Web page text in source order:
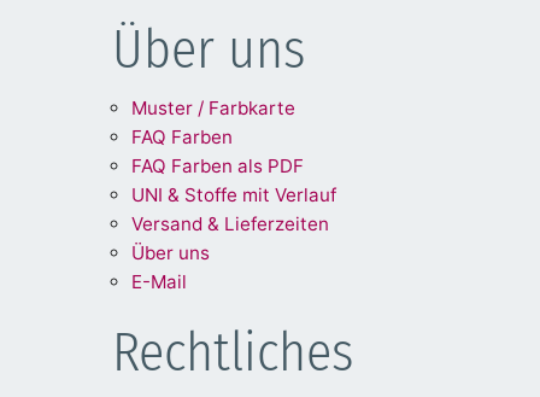
Über uns
Muster / Farbkarte
FAQ Farben
FAQ Farben als PDF
UNI & Stoffe mit Verlauf
Versand & Lieferzeiten
Über uns
E-Mail
Rechtliches